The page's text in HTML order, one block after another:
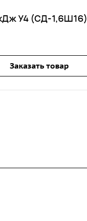
У4 (СД-1,6Ш16)
Заказать товар